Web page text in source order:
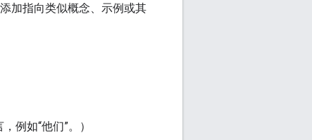
加指向类似概念、示例或其
例如“他们”。）